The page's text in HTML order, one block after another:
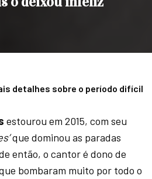
detalhes sobre o período difícil
estourou em 2015, com seu
que dominou as paradas
então, o cantor é dono de
bombaram muito por todo o